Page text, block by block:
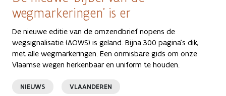
wegmarkeringen’ is er
De nieuwe editie van de omzendbrief nopens de
wegsignalisatie (AOWS) is geland. Bijna 300 pagina’s dik,
met alle wegmarkeringen. Een onmisbare gids om onze
Vlaamse wegen herkenbaar en uniform te houden.
NIEUWS VLAANDEREN